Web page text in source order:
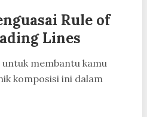
Rule of
Lines
membantu kamu
komposisi ini dalam